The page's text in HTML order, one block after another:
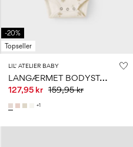
-20%
Topseller
LIL' ATELIER BABY
L
ANGÆRMET BODYSTOCKING
127,95 kr 159,95 kr
+1